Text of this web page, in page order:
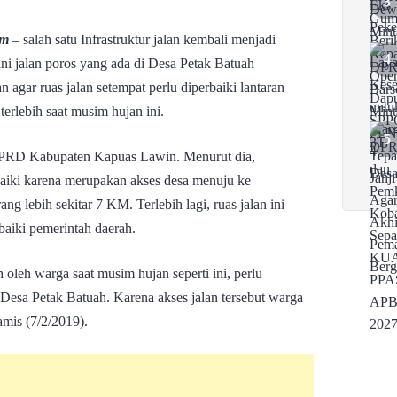
– salah satu Infrastruktur jalan kembali menjadi
jalan poros yang ada di Desa Petak Batuah
agar ruas jalan setempat perlu diperbaiki lantaran
saat musim hujan ini.
Kabupaten Kapuas Lawin. Menurut dia,
karena merupakan akses desa menuju ke
lebih sekitar 7 KM. Terlebih lagi, ruas jalan ini
pemerintah daerah.
oleh warga saat musim hujan seperti ini, perlu
Petak Batuah. Karena akses jalan tersebut warga
(7/2/2019).